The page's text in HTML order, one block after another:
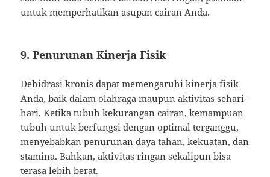
untuk memperhatikan asupan cairan Anda.
9. Penurunan Kinerja Fisik
Dehidrasi kronis dapat memengaruhi kinerja fisik
Anda, baik dalam olahraga maupun aktivitas sehari-
hari. Ketika tubuh kekurangan cairan, kemampuan
tubuh untuk berfungsi dengan optimal terganggu,
menyebabkan penurunan daya tahan, kekuatan, dan
stamina. Bahkan, aktivitas ringan sekalipun bisa
terasa lebih berat.